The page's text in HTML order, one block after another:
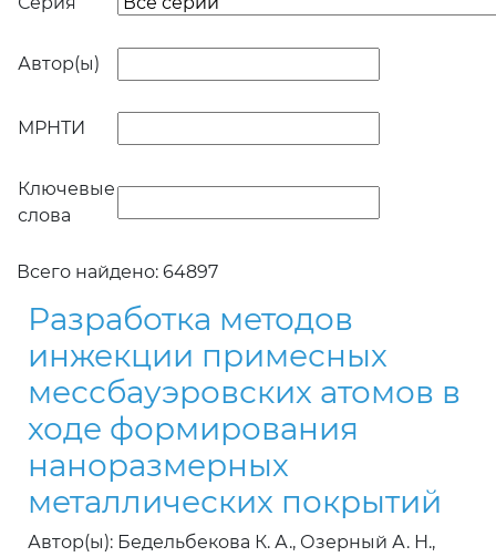
Автор(ы)
МРНТИ
Ключевые
слова
Всего найдено: 64897
Разработка методов
инжекции примесных
мессбауэровских атомов в
ходе формирования
наноразмерных
металлических покрытий
Автор(ы): Бедельбекова К. А., Озерный А. Н.,